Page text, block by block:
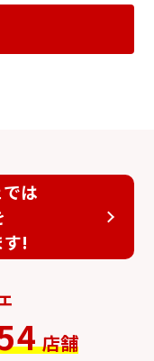
は
す!
店舗